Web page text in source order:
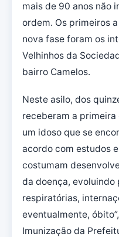
mais de 90 anos não
ordem. Os primeiros
nova fase foram os
Velhinhos da
bairro Camelos.
Neste asilo, dos
receberam a
um idoso que se
acordo com estudos
costumam
da doença,
respiratórias,
eventualmente,
Imunização da